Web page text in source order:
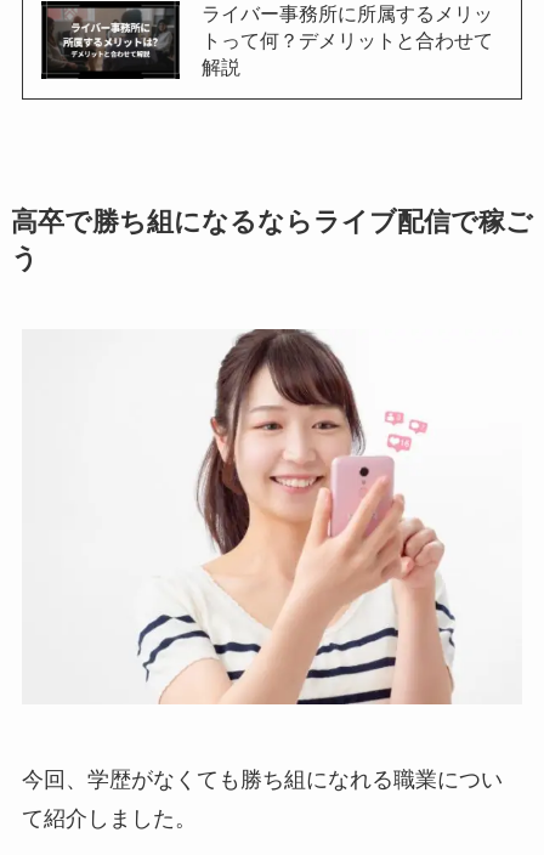
ライバー事務所に所属するメリッ
トって何？デメリットと合わせて
解説
高卒で勝ち組になるならライブ配信で稼ご
う
今回、学歴がなくても勝ち組になれる職業につい
て紹介しました。